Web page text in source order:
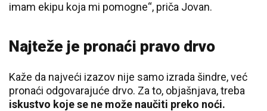
imam ekipu koja mi pomogne“, priča Jovan.
Najteže je pronaći pravo drvo
Kaže da najveći izazov nije samo izrada šindre, već
pronaći odgovarajuće drvo. Za to, objašnjava, treba
iskustvo koje se ne može naučiti preko noći.